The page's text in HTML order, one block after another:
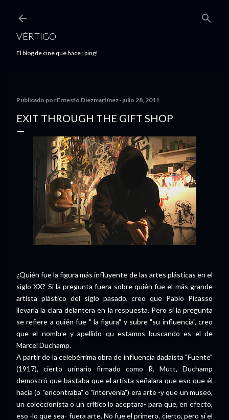
VÉRTIGO
El blog de cine que hace ¡ping!
Publicado por Ernesto Diezmartínez julio 28, 2011
EXIT THROUGH THE GIFT SHOP
¿Quién fue la figura más influyente de las artes plásticas en el
siglo XX? Si la pregunta fuera sobre quién fue el más grande
artista plástico del siglo pasado, creo que Pablo Picasso
llevaría la clara delantera en la respuesta. Pero si la pregunta
se refiere a quién fue " la figura" y subre "su influencia", creo
que el nombre y apellido qu estamos buscando es el de
Marcel Duchamp.
A partir de la celebérrima obra de influencia dadaísta "Fuente"
(1917), cierto urinario firmado como R. Mutt, Duchamp
demostró que bastaba que el artista señalara que eso que él
hacía (o "encontraba" o "intervenía") era arte -y que un museo,
un coleccionista o un crítico lo aceptara- para que, en efecto,
eso -lo que sea- fuera arte. No fue el primero, cierto, pero sí el